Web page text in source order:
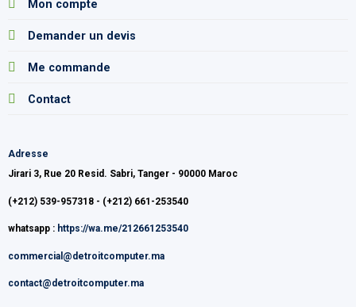
Mon compte
Demander un devis
Me commande
Contact
Adresse
Jirari 3, Rue 20 Resid. Sabri, Tanger - 90000 Maroc
(+212) 539-957318 - (+212) 661-253540
whatsapp : https://wa.me/212661253540
commercial@detroitcomputer.ma
contact@detroitcomputer.ma